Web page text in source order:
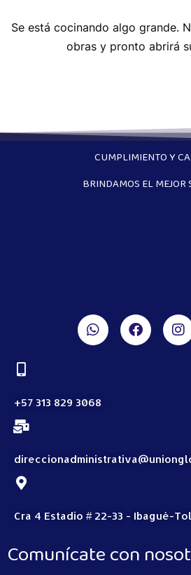
Se está cocinando algo grande.
obras y pronto abrirá
CUMPLIMIENTO Y
BRINDAMOS EL MEJOR
+57 313 829 3068
Cra 4 Estadio # 22-33 - Ibagué-
Comunícate con